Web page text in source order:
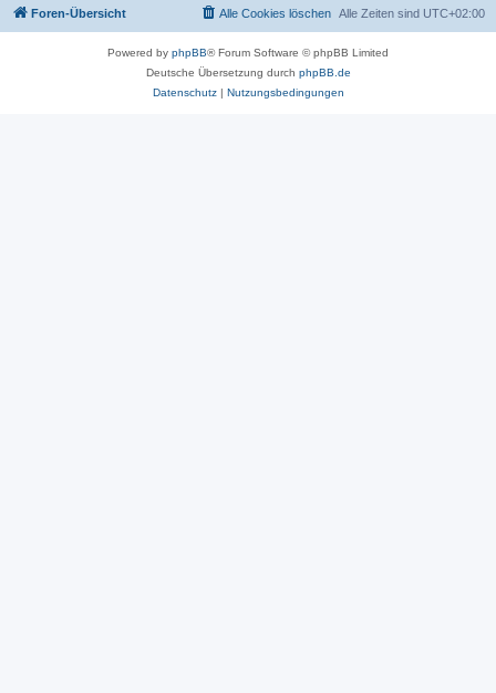
Foren-Übersicht Alle Zeiten sind UTC+02:00
Alle Cookies löschen
Powered by phpBB® Forum Software © phpBB Limited
Deutsche Übersetzung durch phpBB.de
Datenschutz| Nutzungsbedingungen